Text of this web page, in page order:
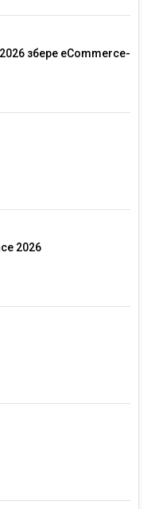
збере eCommerce-
2026